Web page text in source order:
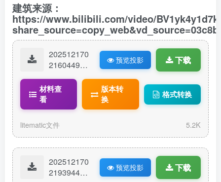
建筑来源：
https://www.bilibili.com/video/
202512170
21604492-
ematic
预览投影 下载
材料查
看
版本转
换
格式转换
litematic文件 5.2K
202512170
21939441-
预览投影 下载